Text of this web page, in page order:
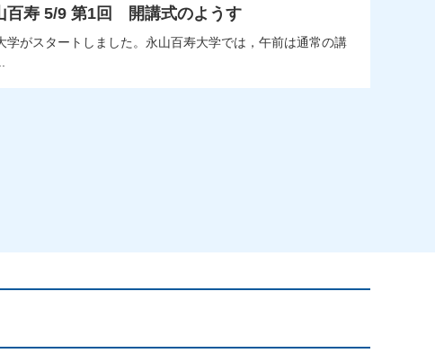
百寿 5/9 第1回 開講式のようす
がスタートしました。永山百寿大学では，午前は通常の講